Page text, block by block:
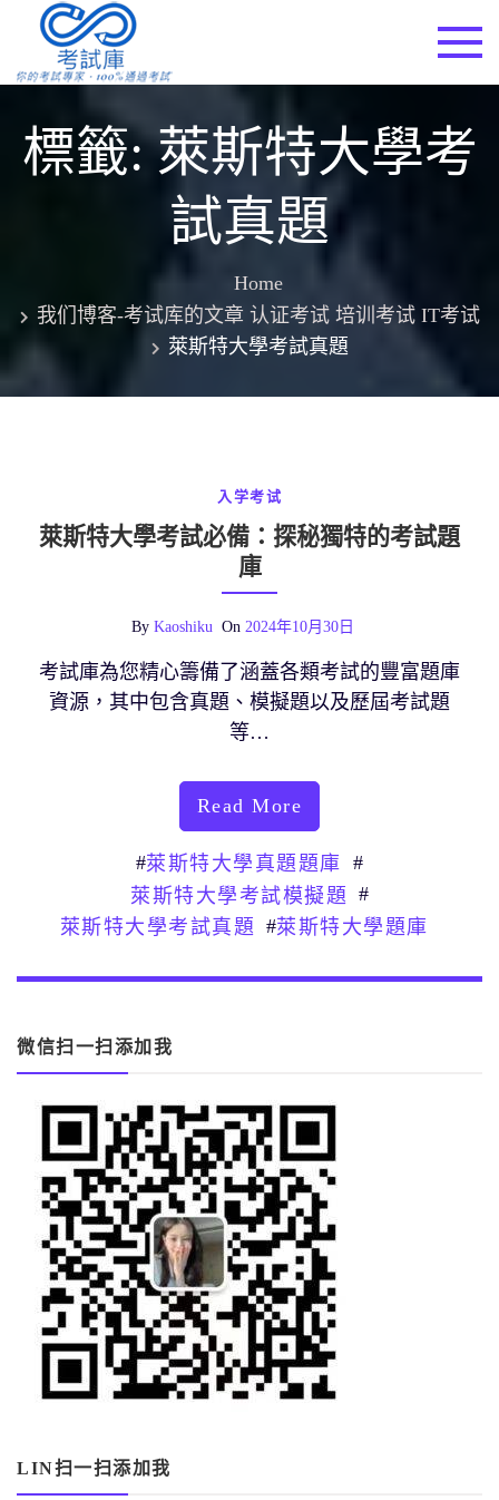
content
標籤:萊斯特大學考
試真題
Home
我们博客-考试库的文章 认证考试 培训考试 IT考试
萊斯特大學考試真題
入学考试
萊斯特大學考試必備：探秘獨特的考試題
庫
By Kaoshiku On 2024年10月30日
考試庫為您精心籌備了涵蓋各類考試的豐富題庫
資源，其中包含真題、模擬題以及歷屆考試題
等…
Read More
#萊斯特大學真題題庫 #
萊斯特大學考試模擬題 #
萊斯特大學考試真題 #萊斯特大學題庫
微信扫一扫添加我
LIN扫一扫添加我